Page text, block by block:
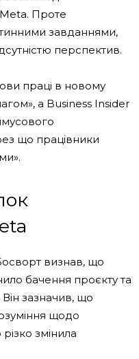
Проте
завданнями,
перспектив.
праці в новому
а Business Insider
що працівники
визнав, що
бачення проєкту та
Він зазначив, що
щодо
змінила